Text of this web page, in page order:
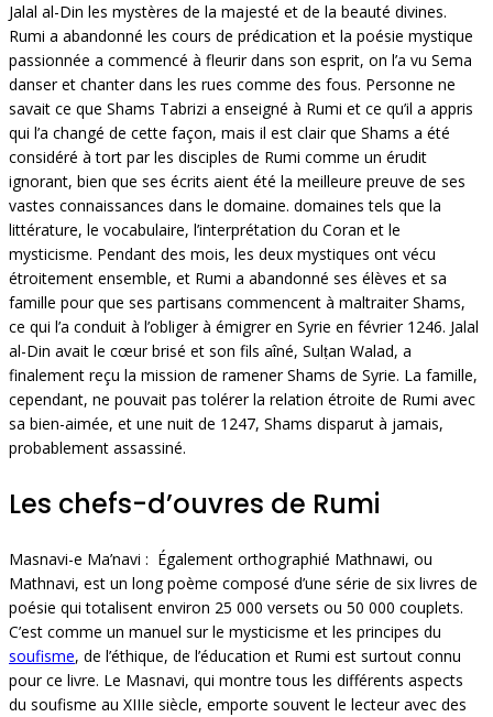
Jalal al-Din les mystères de la majesté et de la beauté divines.
Rumi a abandonné les cours de prédication et la poésie mystique
passionnée a commencé à fleurir dans son esprit, on l’a vu Sema
danser et chanter dans les rues comme des fous. Personne ne
savait ce que Shams Tabrizi a enseigné à Rumi et ce qu’il a appris
qui l’a changé de cette façon, mais il est clair que Shams a été
considéré à tort par les disciples de Rumi comme un érudit
ignorant, bien que ses écrits aient été la meilleure preuve de ses
vastes connaissances dans le domaine. domaines tels que la
littérature, le vocabulaire, l’interprétation du Coran et le
mysticisme. Pendant des mois, les deux mystiques ont vécu
étroitement ensemble, et Rumi a abandonné ses élèves et sa
famille pour que ses partisans commencent à maltraiter Shams,
ce qui l’a conduit à l’obliger à émigrer en Syrie en février 1246. Jalal
al-Din avait le cœur brisé et son fils aîné, Sulṭan Walad, a
finalement reçu la mission de ramener Shams de Syrie. La famille,
cependant, ne pouvait pas tolérer la relation étroite de Rumi avec
sa bien-aimée, et une nuit de 1247, Shams disparut à jamais,
probablement assassiné.
Les chefs-d’ouvres de Rumi
Masnavi-e Ma’navi : Également orthographié Mathnawi, ou
Mathnavi, est un long poème composé d’une série de six livres de
poésie qui totalisent environ 25 000 versets ou 50 000 couplets.
C’est comme un manuel sur le mysticisme et les principes du
soufisme, de l’éthique, de l’éducation et Rumi est surtout connu
pour ce livre. Le Masnavi, qui montre tous les différents aspects
du soufisme au XIIIe siècle, emporte souvent le lecteur avec des